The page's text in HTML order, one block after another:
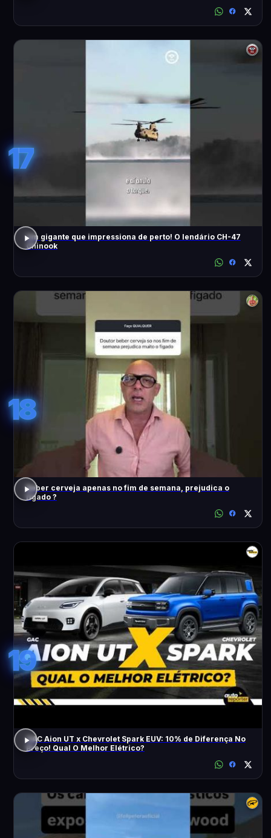
17
Um gigante que impressiona de perto! O lendário CH-47
Chinook
18
Beber cerveja apenas no fim de semana, prejudica o
fígado ?
19
GAC Aion UT x Chevrolet Spark EUV: 10% de Diferença No
Preço! Qual O Melhor Elétrico?